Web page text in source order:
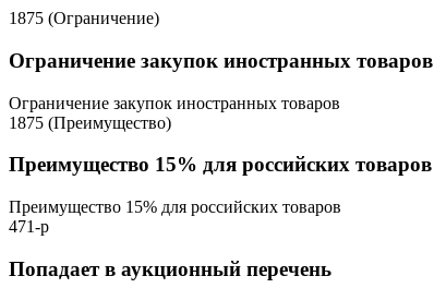
1875 (Ограничение)
Ограничение закупок иностранных товаров
Ограничение закупок иностранных товаров
1875 (Преимущество)
Преимущество 15% для российских товаров
Преимущество 15% для российских товаров
471-р
Попадает в аукционный перечень